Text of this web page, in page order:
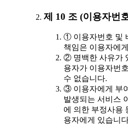
제 10 조 (이용자번
① 이용자번호 및
책임은 이용자에
② 명백한 사유가
용자가 이용자번
수 없습니다.
③ 이용자에게 부
발생되는 서비스
에 의한 부정사용
용자에게 있습니